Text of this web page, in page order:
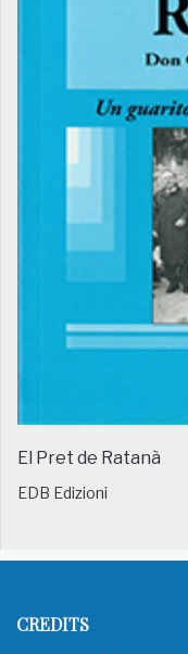
El Pret de Ratanà
EDB Edizioni
CREDITS